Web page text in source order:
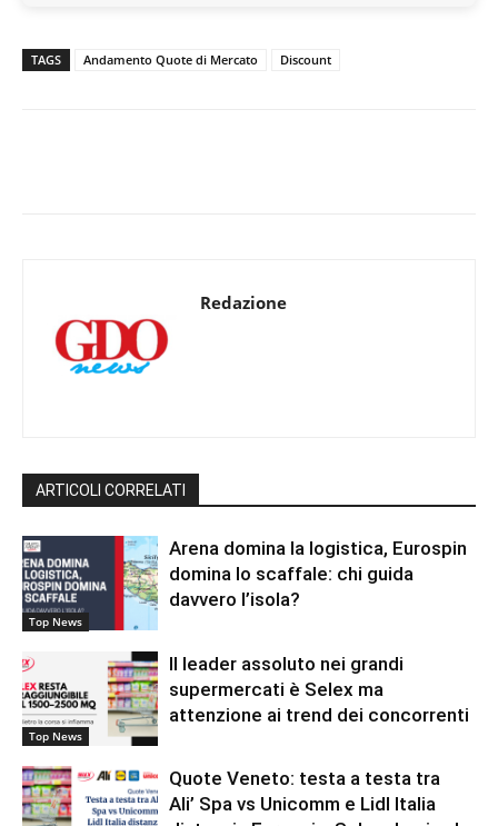
TAGS Andamento Quote di Mercato Discount
Redazione
ARTICOLI CORRELATI
Top News
Arena domina la logistica, Eurospin
domina lo scaffale: chi guida
davvero l’isola?
Top News
Il leader assoluto nei grandi
supermercati è Selex ma
attenzione ai trend dei concorrenti
Quote Veneto: testa a testa tra
Ali’ Spa vs Unicomm e Lidl Italia